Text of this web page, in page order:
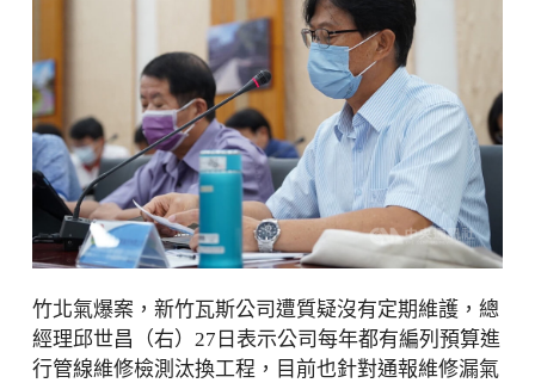
竹北氣爆案，新竹瓦斯公司遭質疑沒有定期維護，總
經理邱世昌（右）27日表示公司每年都有編列預算進
行管線維修檢測汰換工程，目前也針對通報維修漏氣